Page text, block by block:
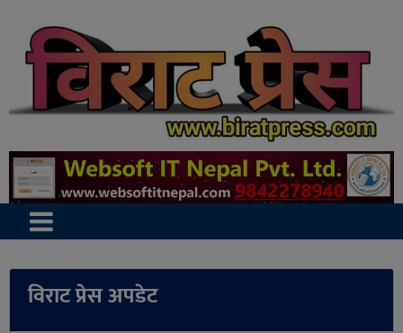
विराट प्रेस अपडेट